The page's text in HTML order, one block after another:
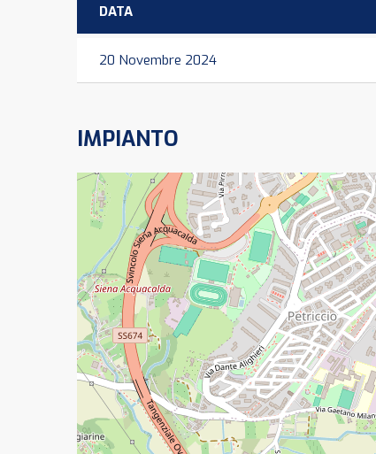
DATA
20 Novembre 2024
IMPIANTO